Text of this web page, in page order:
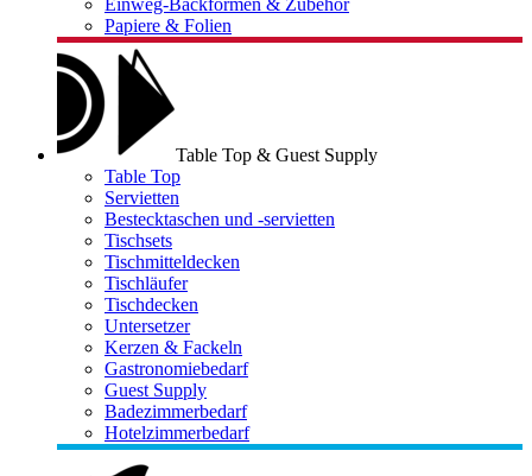
Einweg-Backformen & Zubehör
Papiere & Folien
Table Top & Guest Supply
Table Top
Servietten
Bestecktaschen und -servietten
Tischsets
Tischmitteldecken
Tischläufer
Tischdecken
Untersetzer
Kerzen & Fackeln
Gastronomiebedarf
Guest Supply
Badezimmerbedarf
Hotelzimmerbedarf